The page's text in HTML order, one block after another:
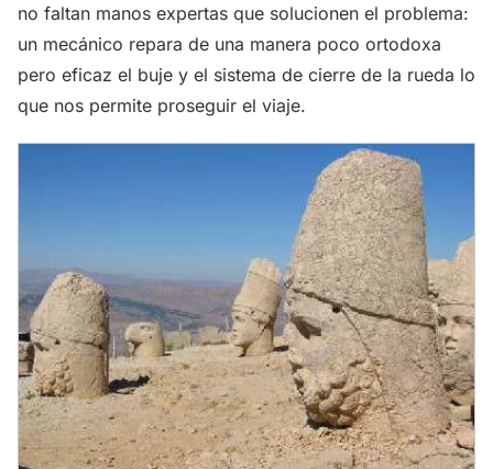
no faltan manos expertas que solucionen el problema:
un mecánico repara de una manera poco ortodoxa
pero eficaz el buje y el sistema de cierre de la rueda lo
que nos permite proseguir el viaje.